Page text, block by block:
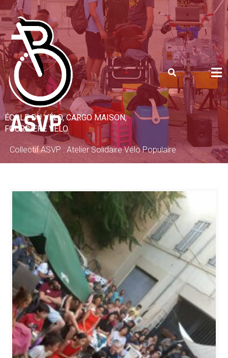
Skip
to
content
ÉCOLE DU VÉLO, CARGO MAISON,
FOURRIÈRE VÉLO
ASVP
Collectif ASVP : Atelier Solidaire Vélo Populaire